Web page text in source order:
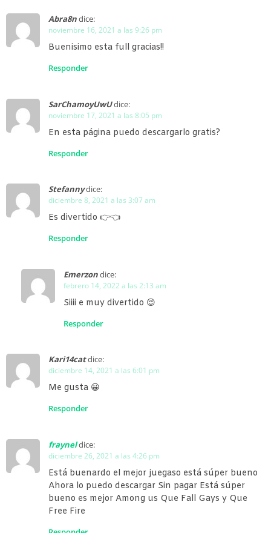
Abra8ndice:
noviembre 16, 2021 a las 9:26 pm
Buenisimo esta full gracias!!
Responder
SarChamoyUwUdice:
noviembre 17, 2021 a las 8:05 pm
En esta página puedo descargarlo gratis?
Responder
Stefannydice:
diciembre 8, 2021 a las 3:07 am
Es divertido 👉👈
Responder
Emerzondice:
febrero 14, 2022 a las 2:13 am
Siiii e muy divertido 😌
Responder
Kari14catdice:
diciembre 14, 2021 a las 6:01 pm
Me gusta 😀
Responder
frayneldice:
diciembre 26, 2021 a las 4:26 pm
Está buenardo el mejor juegaso está súper bueno
Ahora lo puedo descargar Sin pagar Está súper
bueno es mejor Among us Que Fall Gays y Que
Free Fire